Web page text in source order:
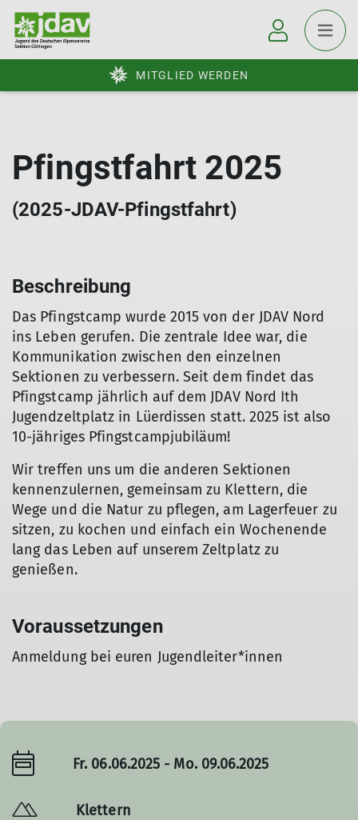
MITGLIED WERDEN
Pfingstfahrt 2025
(2025-JDAV-Pfingstfahrt)
Beschreibung
Das Pfingstcamp wurde 2015 von der JDAV Nord
ins Leben gerufen. Die zentrale Idee war, die
Kommunikation zwischen den einzelnen
Sektionen zu verbessern. Seit dem findet das
Pfingstcamp jährlich auf dem JDAV Nord Ith
Jugendzeltplatz in Lüerdissen statt. 2025 ist also
10-jähriges Pfingstcampjubiläum!
Wir treffen uns um die anderen Sektionen
kennenzulernen, gemeinsam zu Klettern, die
Wege und die Natur zu pflegen, am Lagerfeuer zu
sitzen, zu kochen und einfach ein Wochenende
lang das Leben auf unserem Zeltplatz zu
genießen.
Voraussetzungen
Anmeldung bei euren Jugendleiter*innen
Fr. 06.06.2025 - Mo. 09.06.2025
Klettern